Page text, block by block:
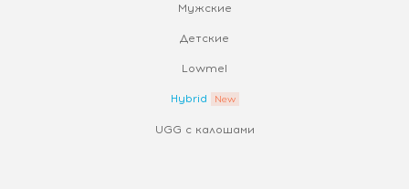
Мужские
Детские
Lowmel
Hybrid
UGG с калошами